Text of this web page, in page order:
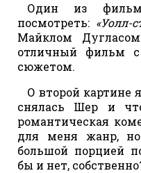
Один из
посмотреть: «Уолл-
Майклом
отличный фильм
сюжетом.
О второй картине
снялась Шер и
романтическая
для меня жанр,
большой порцией
бы и нет,